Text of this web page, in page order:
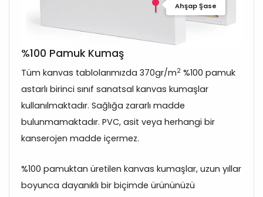
Ahşap Şase
%100 Pamuk Kumaş
Tüm kanvas tablolarımızda 370gr/m2 %100 pamuk
astarlı birinci sınıf sanatsal kanvas kumaşlar
kullanılmaktadır. Sağlığa zararlı madde
bulunmamaktadır. PVC, asit veya herhangi bir
kanserojen madde içermez.
%100 pamuktan üretilen kanvas kumaşlar, uzun yıllar
boyunca dayanıklı bir biçimde ürününüzü